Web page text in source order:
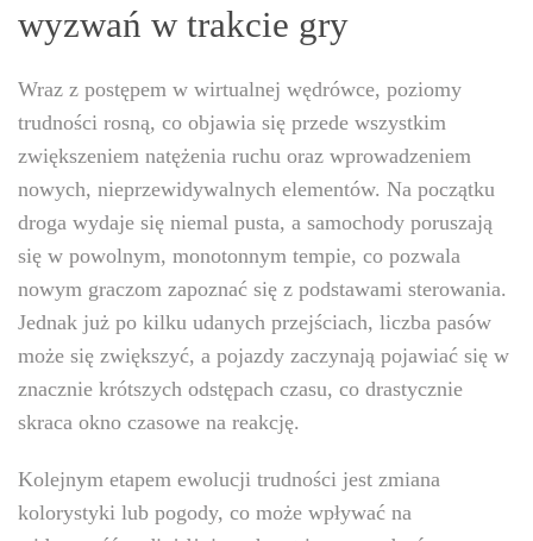
wyzwań w trakcie gry
Wraz z postępem w wirtualnej wędrówce, poziomy
trudności rosną, co objawia się przede wszystkim
zwiększeniem natężenia ruchu oraz wprowadzeniem
nowych, nieprzewidywalnych elementów. Na początku
droga wydaje się niemal pusta, a samochody poruszają
się w powolnym, monotonnym tempie, co pozwala
nowym graczom zapoznać się z podstawami sterowania.
Jednak już po kilku udanych przejściach, liczba pasów
może się zwiększyć, a pojazdy zaczynają pojawiać się w
znacznie krótszych odstępach czasu, co drastycznie
skraca okno czasowe na reakcję.
Kolejnym etapem ewolucji trudności jest zmiana
kolorystyki lub pogody, co może wpływać na